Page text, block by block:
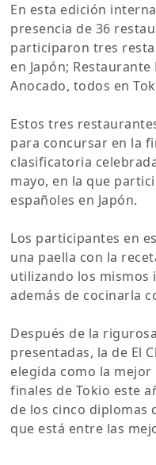
En esta edición
presencia de 36
participaron tres
en Japón; Restaurante
Anocado, todos en
Estos tres
para concursar en la
clasificatoria
mayo, en la que
españoles en Japón.
Los participantes en
una paella con la
utilizando los mismos
además de cocinarla
Después de la
presentadas, la de El
elegida como la mejor
finales de Tokio este
de los cinco diplomas
que está entre las